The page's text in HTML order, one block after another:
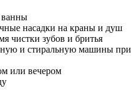
насадки на краны и душ
чистки зубов и бритья
и стиральную машины при
или вечером